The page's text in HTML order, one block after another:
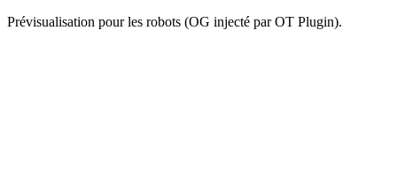
Prévisualisation pour les robots (OG injecté par OT Plugin).